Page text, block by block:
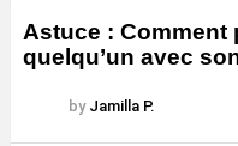
Astuce : Comment
quelqu’un avec
by Jamilla P.